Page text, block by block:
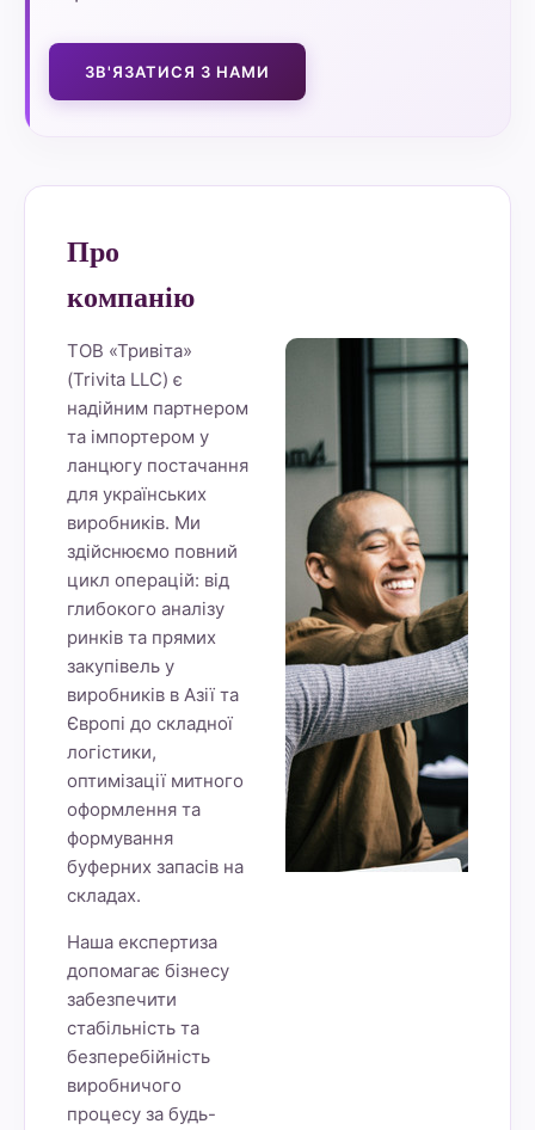
ЗВ'ЯЗАТИСЯ З НАМИ
Про
компанію
ТОВ «Тривіта»
(Trivita LLC) є
надійним партнером
та імпортером у
ланцюгу постачання
для українських
виробників. Ми
здійснюємо повний
цикл операцій: від
глибокого аналізу
ринків та прямих
закупівель у
виробників в Азії та
Європі до складної
логістики,
оптимізації митного
оформлення та
формування
буферних запасів на
складах.
Наша експертиза
допомагає бізнесу
забезпечити
стабільність та
безперебійність
виробничого
процесу за будь-